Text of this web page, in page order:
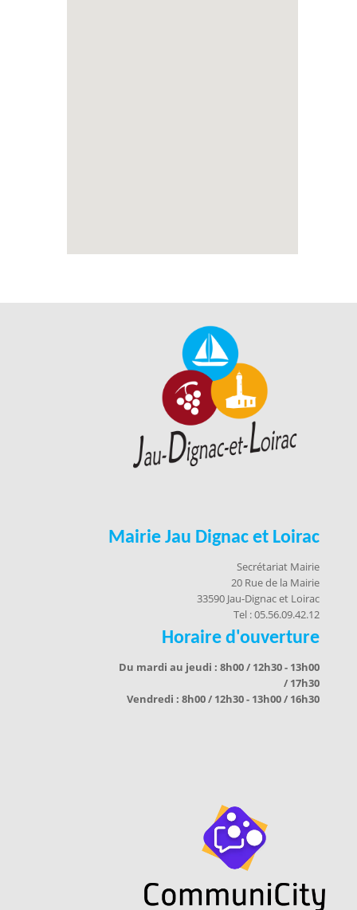
Mairie Jau Dignac et Loirac
Secrétariat Mairie
20 Rue de la Mairie
33590 Jau-Dignac et Loirac
Tel : 05.56.09.42.12
Horaire d'ouverture
Du mardi au jeudi : 8h00 / 12h30 - 13h00
/ 17h30
Vendredi : 8h00 / 12h30 - 13h00 / 16h30